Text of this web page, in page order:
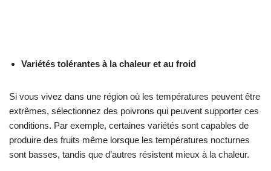
Variétés tolérantes à la chaleur et au froid
Si vous vivez dans une région où les températures peuvent être
extrêmes, sélectionnez des poivrons qui peuvent supporter ces
conditions. Par exemple, certaines variétés sont capables de
produire des fruits même lorsque les températures nocturnes
sont basses, tandis que d’autres résistent mieux à la chaleur.